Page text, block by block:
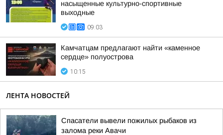
насыщенные культурно-спортивные
выходные
09:03
Камчатцам предлагают найти «каменное
сердце» полуострова
10:15
ЛЕНТА НОВОСТЕЙ
Спасатели вывели пожилых рыбаков из
залома реки Авачи